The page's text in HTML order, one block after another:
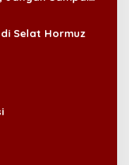
Selat Hormuz